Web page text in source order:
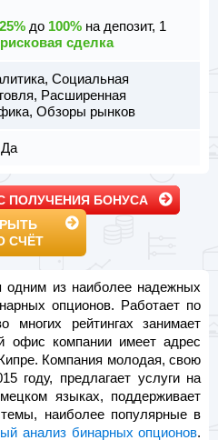
25%до 100%на депозит, 1
сделка
Социальная
Расширенная
Обзоры рынков
Да
ПОЛУЧЕНИЯ БОНУСА
СЧЁТ
одним из наиболее надежных
опционов. Работает по
рейтингах занимает
офис компании имеет адрес
Компания молодая, свою
году, предлагает услуги на
языках, поддерживает
наиболее популярные в
анализ бинарных опционов.